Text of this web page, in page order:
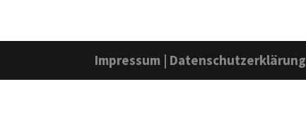
Impressum | Datenschutzerklärung